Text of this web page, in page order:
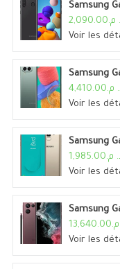
Samsung
Voir les
Samsung
Voir les
Samsung
Voir les
Samsung
Voir les